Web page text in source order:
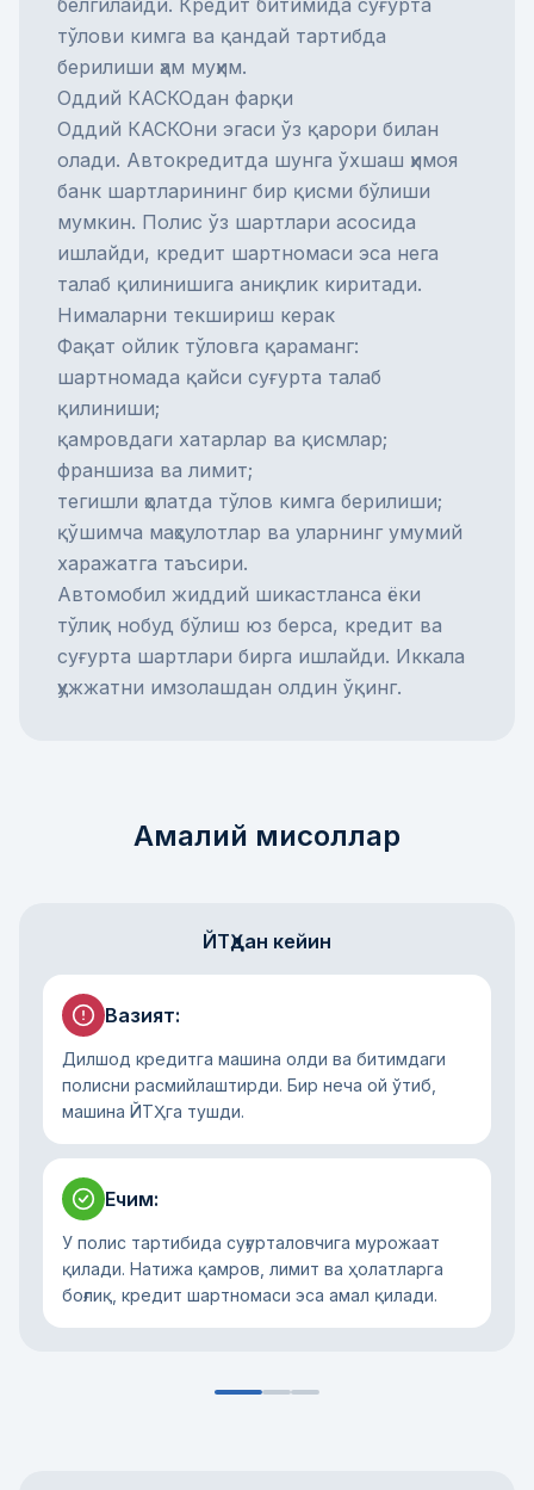
белгилайди. Кредит битимида суғурта
тўлови кимга ва қандай тартибда
берилиши ҳам муҳим.
Оддий КАСКОдан фарқи
Оддий КАСКОни эгаси ўз қарори билан
олади. Автокредитда шунга ўхшаш ҳимоя
банк шартларининг бир қисми бўлиши
мумкин. Полис ўз шартлари асосида
ишлайди, кредит шартномаси эса нега
талаб қилинишига аниқлик киритади.
Нималарни текшириш керак
Фақат ойлик тўловга қараманг:
шартномада қайси суғурта талаб
қилиниши;
қамровдаги хатарлар ва қисмлар;
франшиза ва лимит;
тегишли ҳолатда тўлов кимга берилиши;
қўшимча маҳсулотлар ва уларнинг умумий
харажатга таъсири.
Автомобил жиддий шикастланса ёки
тўлиқ нобуд бўлиш юз берса, кредит ва
суғурта шартлари бирга ишлайди. Иккала
ҳужжатни имзолашдан олдин ўқинг.
Амалий мисоллар
ЙТҲдан кейин
Вазият:
Дилшод кредитга машина олди ва битимдаги
полисни расмийлаштирди. Бир неча ой ўтиб,
машина ЙТҲга тушди.
Ечим:
У полис тартибида суғурталовчига мурожаат
қилади. Натижа қамров, лимит ва ҳолатларга
боғлиқ, кредит шартномаси эса амал қилади.